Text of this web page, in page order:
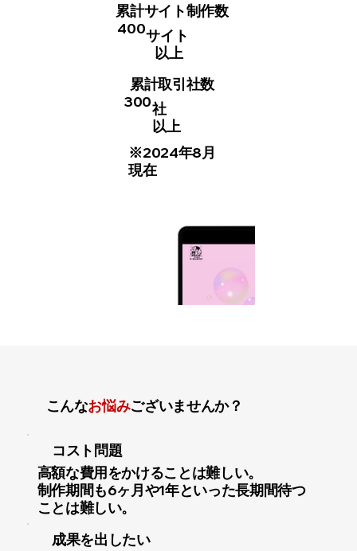
累計サイト制作数
400サイト
以上
累計取引社数
300社
以上
※2024年8月
現在
こんなお悩みございませんか？
コスト問題
高額な費用をかけることは難しい。
制作期間も6ヶ月や1年といった長期間待つ
ことは難しい。
成果を出したい